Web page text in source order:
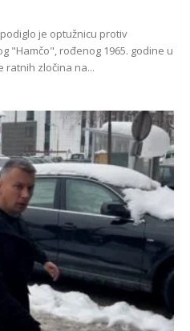
je optužnicu protiv
"Hamčo", rođenog 1965. godine u
ratnih zločina na...